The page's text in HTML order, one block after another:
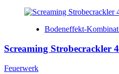
Bodeneffekt-
Screaming Strobecrackler
Feuerwerk